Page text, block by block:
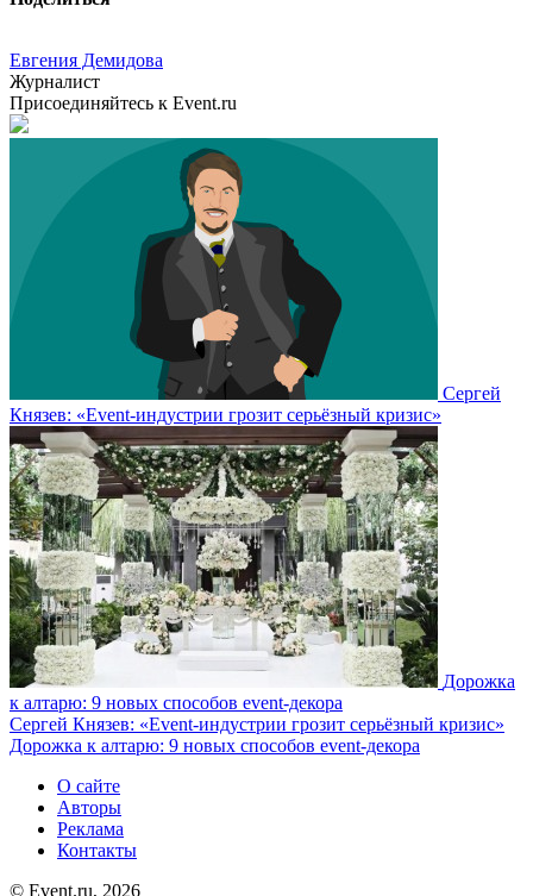
Евгения Демидова
Журналист
Присоединяйтесь к Event.ru
Сергей
Князев: «Еvent-индустрии грозит серьёзный кризис»
Дорожка
к алтарю: 9 новых способов event-декора
Сергей Князев: «Еvent-индустрии грозит серьёзный кризис»
Дорожка к алтарю: 9 новых способов event-декора
О сайте
Авторы
Реклама
Контакты
© Event.ru, 2026